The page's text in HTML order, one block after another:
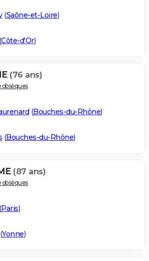
(Saône-et-Loire)
(Côte-d'Or)
(76 ans)
(Bouches-du-Rhône)
(Bouches-du-Rhône)
(87 ans)
(Paris)
(Yonne)